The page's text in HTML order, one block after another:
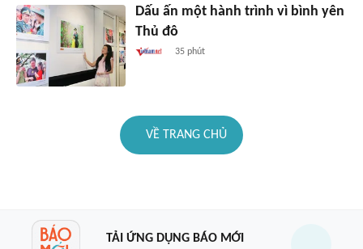
Dấu ấn một hành trình vì bình yên
Thủ đô
35 phút
VỀ TRANG CHỦ
TẢI ỨNG DỤNG BÁO MỚI